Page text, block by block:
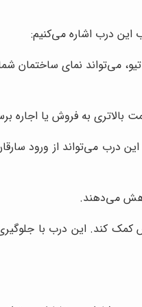
این درب اشاره می‌کنیم:
می‌تواند نمای ساختمان شما
به فروش یا اجاره
درب می‌تواند از ورود
می‌دهند.
کند. این درب با